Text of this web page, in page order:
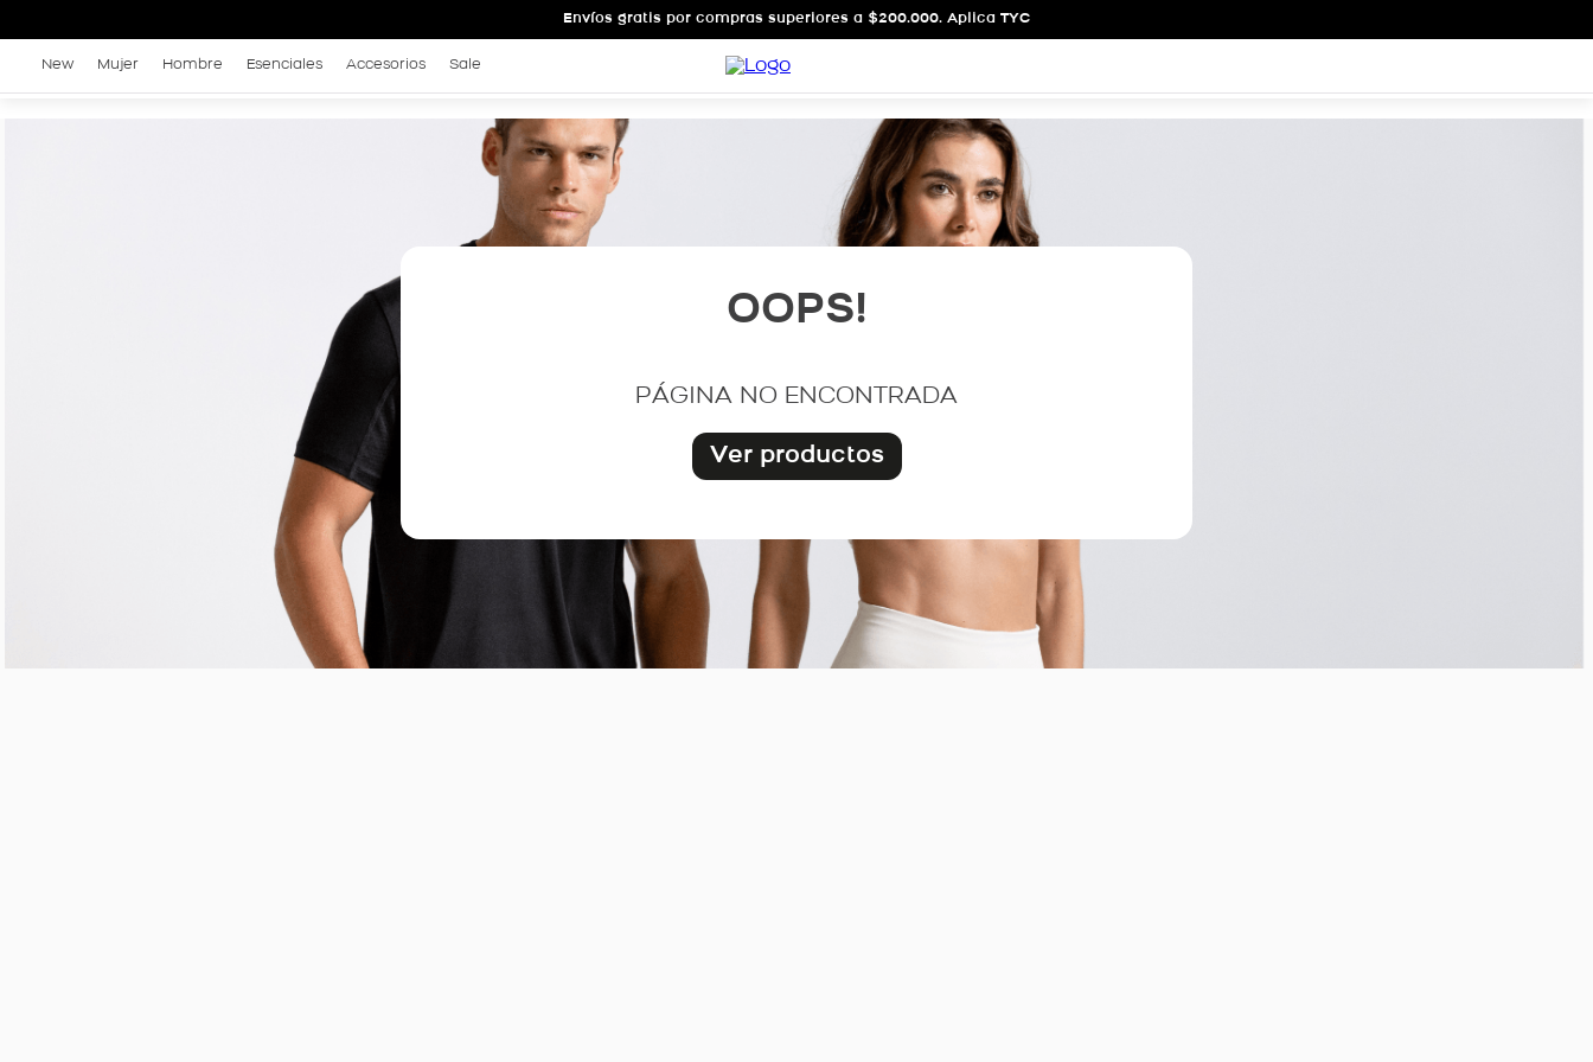
Envíos gratis por compras superiores a $200.000. Aplica TYC
New Mujer Hombre Esenciales Accesorios Sale
OOPS!
PÁGINA NO ENCONTRADA
Ver productos